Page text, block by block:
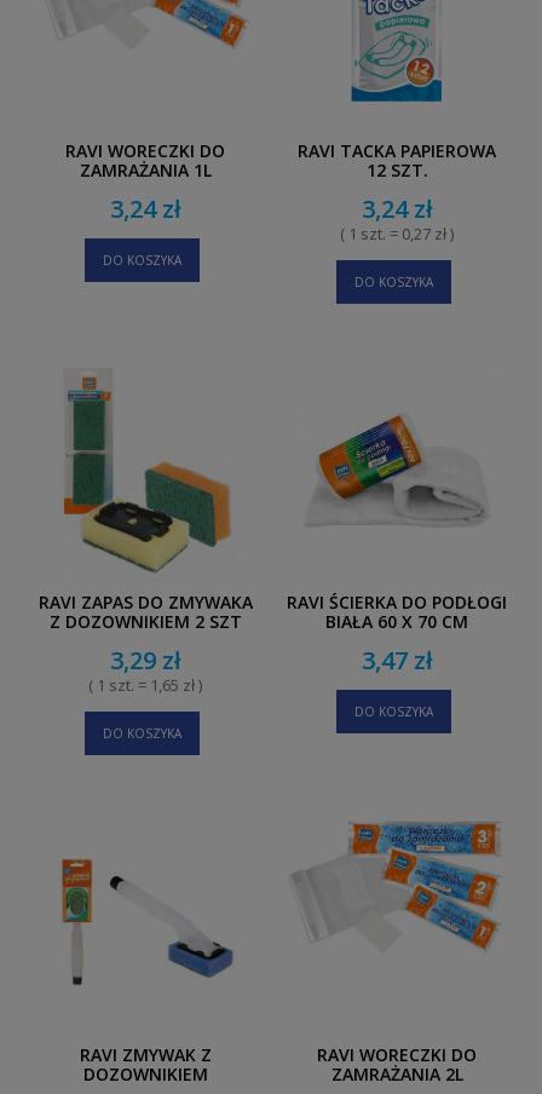
RAVI WORECZKI DO
ZAMRAŻANIA 1L
3,24 zł
DO KOSZYKA
RAVI TACKA PAPIEROWA
12 SZT.
3,24 zł
( 1 szt. = 0,27 zł )
DO KOSZYKA
RAVI ZAPAS DO ZMYWAKA
Z DOZOWNIKIEM 2 SZT
3,29 zł
( 1 szt. = 1,65 zł )
DO KOSZYKA
RAVI ŚCIERKA DO PODŁOGI
BIAŁA 60 X 70 CM
3,47 zł
DO KOSZYKA
RAVI ZMYWAK Z
DOZOWNIKIEM
RAVI WORECZKI DO
ZAMRAŻANIA 2L